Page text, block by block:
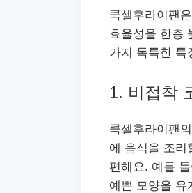
쿡셀후라이팬
효율성을 한층
가지 독특한 특
1. 비접착
쿡셀후라이팬
에 음식을 조리
편해요. 예를
예쁜 모양을 유